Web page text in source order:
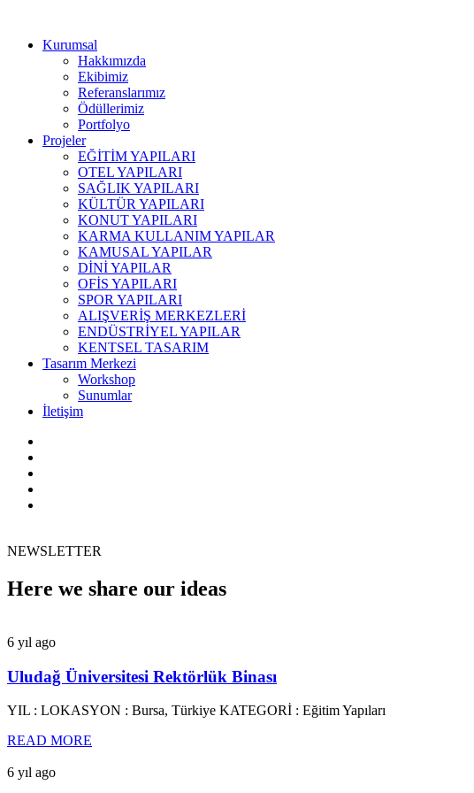
Kurumsal
Hakkımızda
Ekibimiz
Referanslarımız
Ödüllerimiz
Portfolyo
Projeler
EĞİTİM YAPILARI
OTEL YAPILARI
SAĞLIK YAPILARI
KÜLTÜR YAPILARI
KONUT YAPILARI
KARMA KULLANIM YAPILAR
KAMUSAL YAPILAR
DİNİ YAPILAR
OFİS YAPILARI
SPOR YAPILARI
ALIŞVERİŞ MERKEZLERİ
ENDÜSTRİYEL YAPILAR
KENTSEL TASARIM
Tasarım Merkezi
Workshop
Sunumlar
İletişim
NEWSLETTER
Here we share our ideas
6 yıl ago
Uludağ Üniversitesi Rektörlük Binası
YIL : LOKASYON : Bursa, Türkiye KATEGORİ : Eğitim Yapıları
READ MORE
6 yıl ago